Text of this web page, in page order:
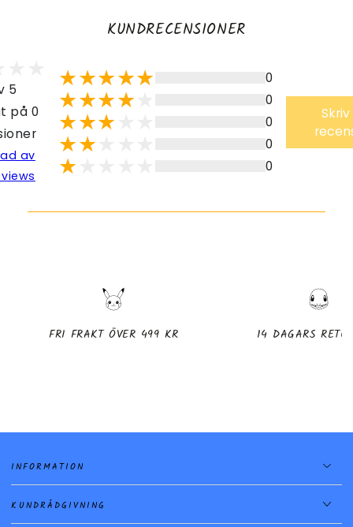
KUNDRECENSIONER
5
på 0
av
0
0
0
0
0
FRI FRAKT ÖVER 499 KR 14 DAGARS
INFORMATION
KUNDRÅDGIVNING